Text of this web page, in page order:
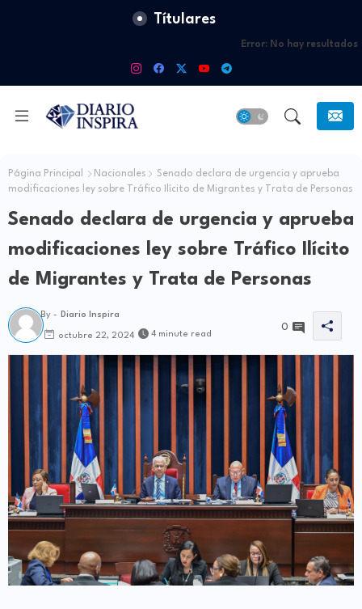
Títulares
Error: No hay resultados
Página Principal Nacionales
Senado declara de urgencia y aprueba
modificaciones ley sobre Tráfico Ilícito de Migrantes y Trata de Personas
Senado declara de urgencia y aprueba
modificaciones ley sobre Tráfico Ilícito
de Migrantes y Trata de Personas
By - Diario Inspira
octubre 22, 2024 4 minute read
0